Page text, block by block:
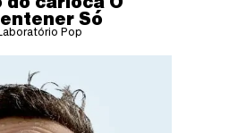
Só
Pop